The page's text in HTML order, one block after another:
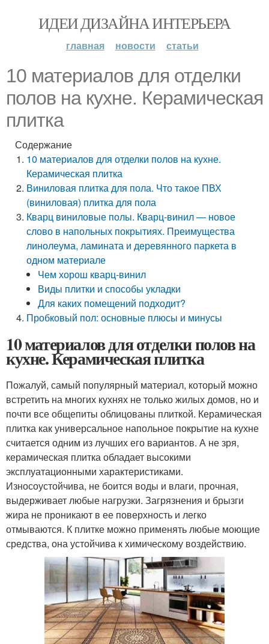
ИДЕИ ДИЗАЙНА ИНТЕРЬЕРА
главная новости статьи
10 материалов для отделки
полов на кухне. Керамическая
плитка
Содержание
10 материалов для отделки полов на кухне.
Керамическая плитка
Виниловая плитка для пола. Что такое ПВХ
(виниловая) плитка для пола
Кварц виниловые полы. Кварц-винил — новое
слово в напольных покрытиях. Преимущества
линолеума, ламината и деревянного паркета в
одном материале
Чем хорош кварц-винил
Виды плитки и способы укладки
Для каких помещений подходит?
Пробковый пол: основные плюсы и минусы
10 материалов для отделки полов на
кухне. Керамическая плитка
Пожалуй, самый популярный материал, который можно
встретить на многих кухнях не только жилых домов, но и
почти все общепиты облицованы плиткой. Керамическая
плитка как универсальное напольное покрытие на кухне
считается одним из лучших его вариантов. А не зря,
керамическая плитка обладает высокими
эксплуатационными характеристиками.
Износоустойчива, не боится воды и влаги, прочная,
выдерживает любые нагрузки. Загрязнения и брызги
жира не проникают в ее поверхность и легко
отмываются. К плитке можно применять любые моющие
средства, она устойчива к химическому воздействию.